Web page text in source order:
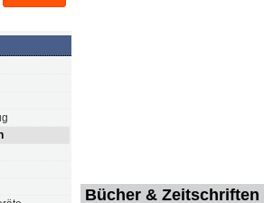
Bücher & Zeitschriften